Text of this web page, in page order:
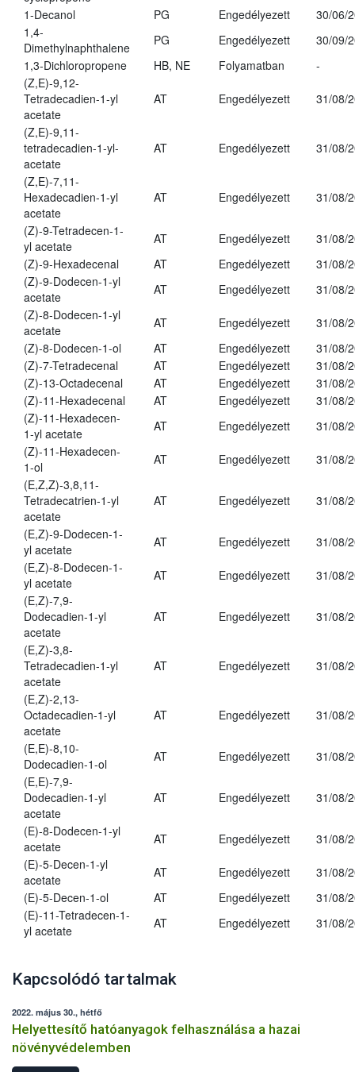
1-Decanol
PG Engedélyezett
30/06/
1,4-
Dimethylnaphthalene
PG Engedélyezett
30/09/
1,3-Dichloropropene
HB, NE Folyamatban
-
(Z,E)-9,12-
Tetradecadien-1-yl
acetate
AT Engedélyezett 31/08/
(Z,E)-9,11-
tetradecadien-1-yl-
acetate
AT Engedélyezett 31/08/
(Z,E)-7,11-
Hexadecadien-1-yl
acetate
AT Engedélyezett 31/08/
(Z)-9-Tetradecen-1-
yl acetate
AT Engedélyezett
31/08/
(Z)-9-Hexadecenal
AT Engedélyezett
31/08/
(Z)-9-Dodecen-1-yl
acetate
AT Engedélyezett
31/08/
(Z)-8-Dodecen-1-yl
acetate
AT Engedélyezett
31/08/
(Z)-8-Dodecen-1-ol
AT Engedélyezett
31/08/
(Z)-7-Tetradecenal
AT Engedélyezett
31/08/
(Z)-13-Octadecenal
AT Engedélyezett
31/08/
(Z)-11-Hexadecenal
AT Engedélyezett
31/08/
(Z)-11-Hexadecen-
1-yl acetate
AT Engedélyezett
31/08/
(Z)-11-Hexadecen-
1-ol
AT Engedélyezett
31/08/
(E,Z,Z)-3,8,11-
Tetradecatrien-1-yl
acetate
AT Engedélyezett 31/08/
(E,Z)-9-Dodecen-1-
yl acetate
AT Engedélyezett
31/08/
(E,Z)-8-Dodecen-1-
yl acetate
AT Engedélyezett
31/08/
(E,Z)-7,9-
Dodecadien-1-yl
acetate
AT Engedélyezett 31/08/
(E,Z)-3,8-
Tetradecadien-1-yl
acetate
AT Engedélyezett 31/08/
(E,Z)-2,13-
Octadecadien-1-yl
acetate
AT Engedélyezett 31/08/
(E,E)-8,10-
Dodecadien-1-ol
AT Engedélyezett
31/08/
(E,E)-7,9-
Dodecadien-1-yl
acetate
AT Engedélyezett 31/08/
(E)-8-Dodecen-1-yl
acetate
AT Engedélyezett
31/08/
(E)-5-Decen-1-yl
acetate
AT Engedélyezett
31/08/
(E)-5-Decen-1-ol
AT Engedélyezett
31/08/
(E)-11-Tetradecen-1-
yl acetate
AT Engedélyezett 31/08/
Kapcsolódó tartalmak
2022. május 30., hétfő
Helyettesítő hatóanyagok felhasználása a hazai
növényvédelemben